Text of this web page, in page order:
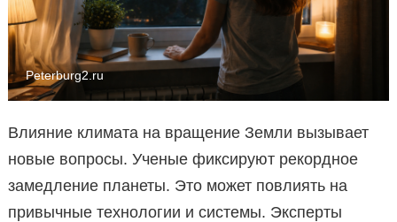
Peterburg2.ru
Влияние климата на вращение Земли вызывает
новые вопросы. Ученые фиксируют рекордное
замедление планеты. Это может повлиять на
привычные технологии и системы. Эксперты